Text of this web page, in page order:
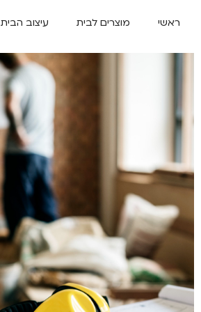
ראשי מוצרים לבית עיצוב הבית